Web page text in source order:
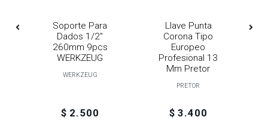
Soporte Para
Dados 1/2"
260mm 9pcs
WERKZEUG
WERKZEUG
$ 2.500
Llave Punta
Corona Tipo
Europeo
Profesional 13
Mm Pretor
PRETOR
$ 3.400